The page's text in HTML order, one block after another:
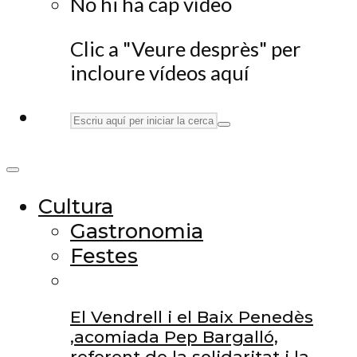
Clic a "Veure desprès" per
incloure vídeos aquí
Cultura
Gastronomia
Festes
El Vendrell i el Baix Penedès
,acomiada Pep Bargalló,